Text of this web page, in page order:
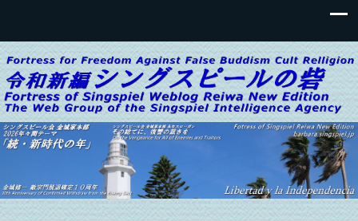
令和新編 シングスピールの砦ブロ
グ
音楽・日常生活・写真・ガジェット・等々を語るブログサイ